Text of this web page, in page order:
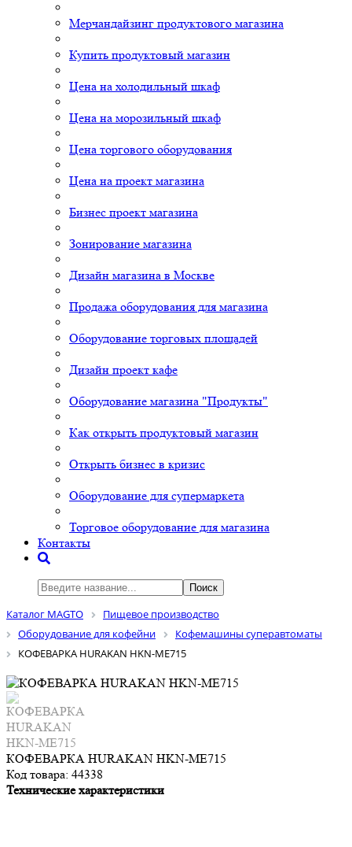
Мерчандайзинг продуктового магазина
Купить продуктовый магазин
Цена на холодильный шкаф
Цена на морозильный шкаф
Цена торгового оборудования
Цена на проект магазина
Бизнес проект магазина
Зонирование магазина
Дизайн магазина в Москве
Продажа оборудования для магазина
Оборудование торговых площадей
Дизайн проект кафе
Оборудование магазина "Продукты"
Как открыть продуктовый магазин
Открыть бизнес в кризис
Оборудование для супермаркета
Торговое оборудование для магазина
Контакты
Поиск
Каталог MAGTO
Пищевое производство
Оборудование для кофейни
Кофемашины суперавтоматы
КОФЕВАРКА HURAKAN HKN-ME715
КОФЕВАРКА HURAKAN HKN-ME715
Код товара: 44338
Технические характеристики